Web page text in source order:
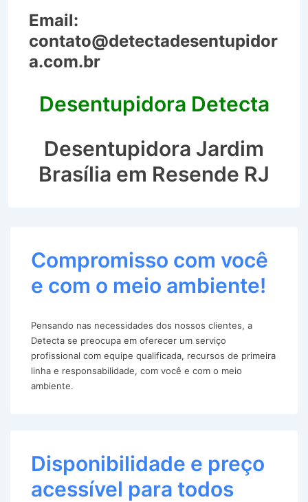
Email:
contato@detectadesentupidor
a.com.br
Desentupidora Detecta
Desentupidora Jardim
Brasília em Resende RJ
Compromisso com você
e com o meio ambiente!
Pensando nas necessidades dos nossos clientes, a
Detecta se preocupa em oferecer um serviço
profissional com equipe qualificada, recursos de primeira
linha e responsabilidade, com você e com o meio
ambiente.
Disponibilidade e preço
acessível para todos